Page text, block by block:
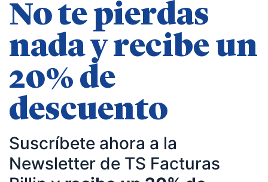
No te pierdas
nada y recibe un
20% de
descuento
Suscríbete ahora a la
Newsletter de TS Facturas